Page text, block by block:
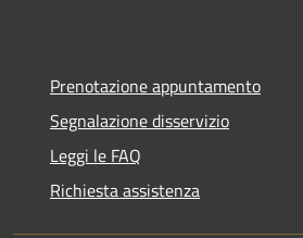
Prenotazione appuntamento
Segnalazione disservizio
Leggi le FAQ
Richiesta assistenza